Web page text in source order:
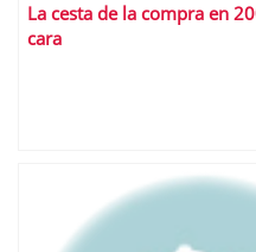
La cesta de la compra en
cara